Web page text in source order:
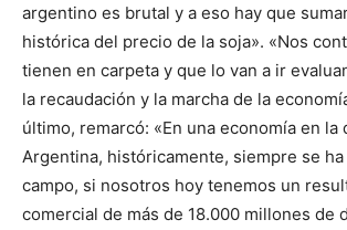
argentino es brutal y a eso hay que
histórica del precio de la soja». «Nos
tienen en carpeta y que lo van a ir
la recaudación y la marcha de la
último, remarcó: «En una economía en la
Argentina, históricamente, siempre se
campo, si nosotros hoy tenemos un
comercial de más de 18.000 millones de